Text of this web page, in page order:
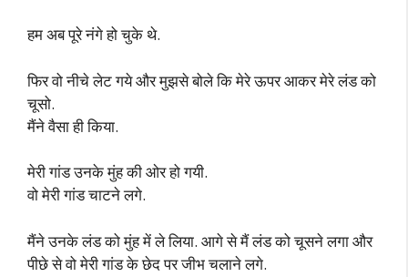
हम अब पूरे नंगे हो चुके थे.
फिर वो नीचे लेट गये और मुझसे बोले कि मेरे ऊपर आकर मेरे लंड को
चूसो.
मैंने वैसा ही किया.
मेरी गांड उनके मुंह की ओर हो गयी.
वो मेरी गांड चाटने लगे.
मैंने उनके लंड को मुंह में ले लिया. आगे से मैं लंड को चूसने लगा और
पीछे से वो मेरी गांड के छेद पर जीभ चलाने लगे.